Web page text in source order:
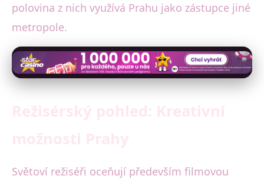
polovina z nich využívá Prahu jako zástupce jiné
metropole.
Světoví režiséři oceňují především filmovou